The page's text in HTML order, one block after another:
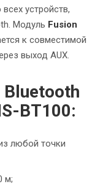
устройств,
Модуль Fusion
к совместимой
выход AUX.
BT100:
любой точки
м;